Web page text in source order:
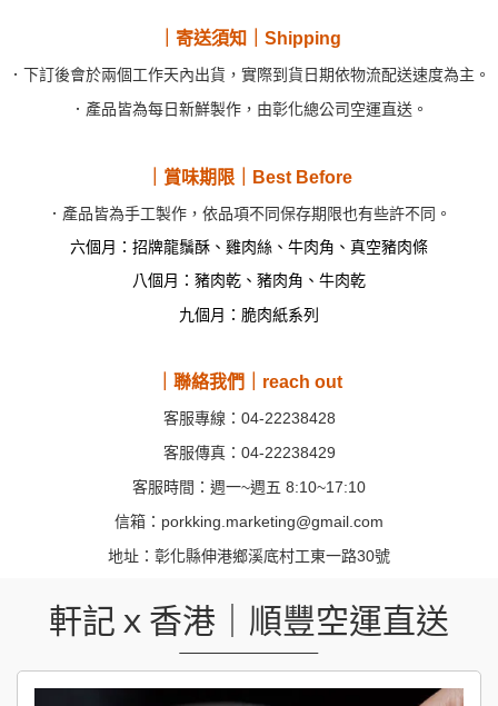
｜寄送須知｜Shipping
．下訂後會於兩個工作天內出貨，實際到貨日期依物流配送速度為主。
．產品皆為每日新鮮製作，由彰化總公司空運直送。
｜賞味期限｜Best Before
．產品皆為手工製作，依品項不同保存期限也有些許不同。
六個月：招牌龍鬚酥、雞肉絲、牛肉角、真空豬肉條
八個月：豬肉乾、豬肉角、牛肉乾
九個月：脆肉紙系列
｜聯絡我們｜reach out
客服專線：04-22238428
客服傳真：04-22238429
客服時間：週一~週五 8:10~17:10
信箱：porkking.marketing@gmail.com
地址：彰化縣伸港鄉溪底村工東一路30號
軒記ｘ香港｜順豐空運直送